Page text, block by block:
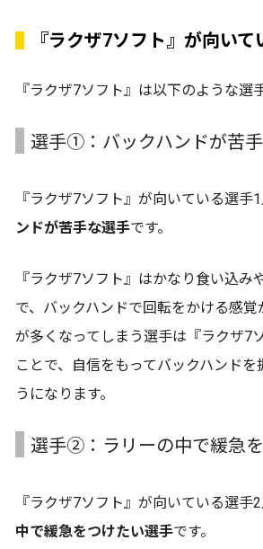
『ラクザ7ソフト』が向いて
『ラクザ7ソフト』は以下のような選
選手➀：バックハンドが苦
『ラクザ7ソフト』が向いている選手1
ンドが苦手な選手です。
『ラクザ7ソフト』はかなり食い込み
で、バックハンドで回転をかける感
が多くなってしまう選手は『ラクザ7
ことで、自信をもってバックハンド
うになります。
選手➁：ラリーの中で緩急
『ラクザ7ソフト』が向いている選手2
中で緩急をつけたい選手です。